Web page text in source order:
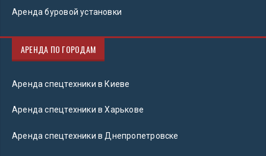
Аренда буровой установки
АРЕНДА ПО ГОРОДАМ
Аренда спецтехники в Киеве
Аренда спецтехники в Харькове
Аренда спецтехники в Днепропетровске